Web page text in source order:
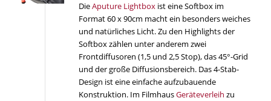
DieAputure Lightboxist eine Softbox im
Format 60 x 90cm macht ein besonders weiches
und natürliches Licht. Zu den Highlights der
Softbox zählen unter anderem zwei
Frontdiffusoren (1,5 und 2,5 Stop), das 45°-Grid
und der große Diffusionsbereich. Das 4-Stab-
Design ist eine einfache aufzubauende
Konstruktion. Im FilmhausGeräteverleih zu